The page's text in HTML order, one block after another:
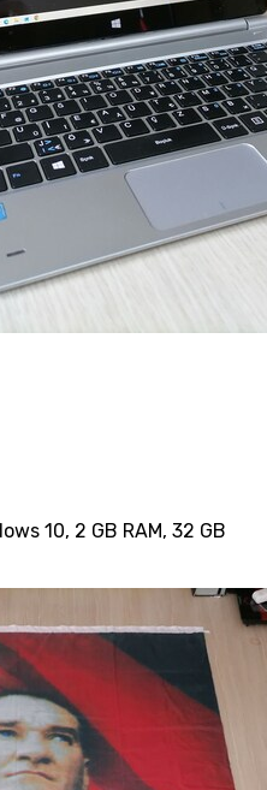
10, 2 GB RAM, 32 GB